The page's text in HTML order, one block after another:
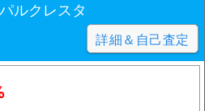
ルクレスタ
詳細＆自己査定